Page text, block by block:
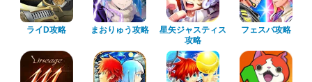
ライD攻略 まおりゅう攻略
星矢ジャスティス
攻略
フェスバ攻略